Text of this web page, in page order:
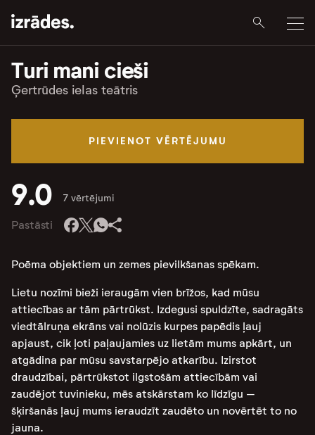
Turi mani cieši
Ģertrūdes ielas teātris
PIEVIENOT VĒRTĒJUMU
9.0 7 vērtējumi
Pastāsti
Poēma objektiem un zemes pievilkšanas spēkam.
Lietu nozīmi bieži ieraugām vien brīžos, kad mūsu
attiecības ar tām pārtrūkst. Izdegusi spuldzīte, sadragāts
viedtālruņa ekrāns vai nolūzis kurpes papēdis ļauj
apjaust, cik ļoti paļaujamies uz lietām mums apkārt, un
atgādina par mūsu savstarpējo atkarību. Izirstot
draudzībai, pārtrūkstot ilgstošām attiecībām vai
zaudējot tuvinieku, mēs atskārstam ko līdzīgu –
šķiršanās ļauj mums ieraudzīt zaudēto un novērtēt to no
jauna.